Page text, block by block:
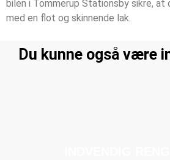
bilen i Tommerup Stationsby sikre,
med en flot og skinnende lak.
Du kunne også være